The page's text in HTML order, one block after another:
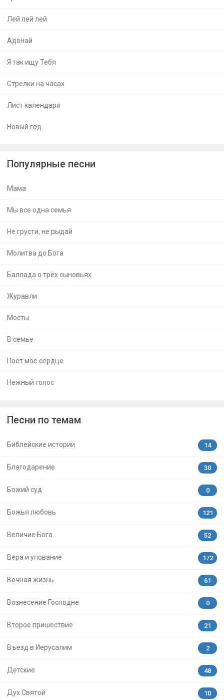
Лей лей лей
Адонай
Я так ищу Тебя
Стрелки на часах
Лист календаря
Новый год
Популярные песни
Мама
Мы все одна семья
Не грусти, не рыдай
Молитва до Бога
Баллада о трёх сыновьях
Журавли
Мосты
В семье
Поёт моё сердце
Нежный голос
Песни по темам
Библейские истории 14
Благодарение 30
Божий суд 0
Божья любовь 121
Величие Бога 52
Вера и упование 172
Вечная жизнь 61
Вознесение Господне 0
Второе пришествие 21
Въезд в Иерусалим 2
Детские 48
Дух Святой 10